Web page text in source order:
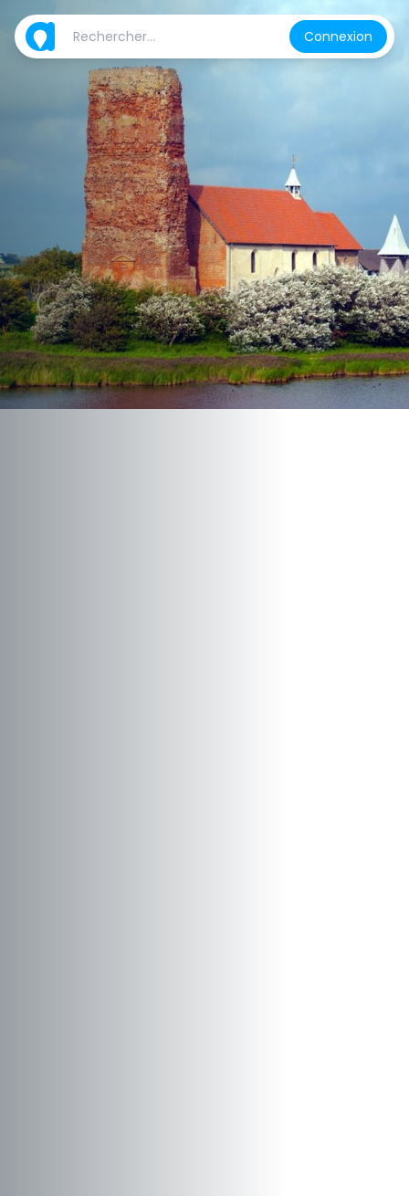
Connexion